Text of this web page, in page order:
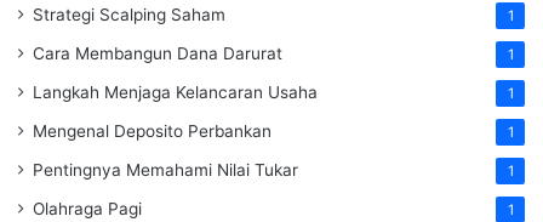
Strategi Scalping Saham 1
Cara Membangun Dana Darurat 1
Langkah Menjaga Kelancaran Usaha 1
Mengenal Deposito Perbankan 1
Pentingnya Memahami Nilai Tukar 1
Olahraga Pagi 1